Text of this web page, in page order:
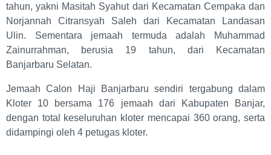
tahun, yakni Masitah Syahut dari Kecamatan Cempaka dan
Norjannah Citransyah Saleh dari Kecamatan Landasan
Ulin. Sementara jemaah termuda adalah Muhammad
Zainurrahman, berusia 19 tahun, dari Kecamatan
Banjarbaru Selatan.
Jemaah Calon Haji Banjarbaru sendiri tergabung dalam
Kloter 10 bersama 176 jemaah dari Kabupaten Banjar,
dengan total keseluruhan kloter mencapai 360 orang, serta
didampingi oleh 4 petugas kloter.